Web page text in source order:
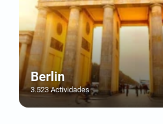
Berlin
3.523 Actividades